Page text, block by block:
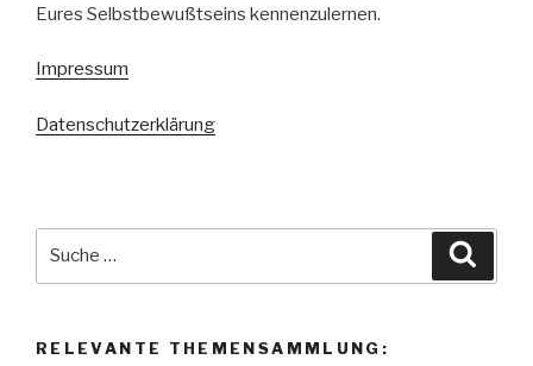
Eures Selbstbewußtseins kennenzulernen.
Impressum
Datenschutzerklärung
RELEVANTE THEMENSAMMLUNG: